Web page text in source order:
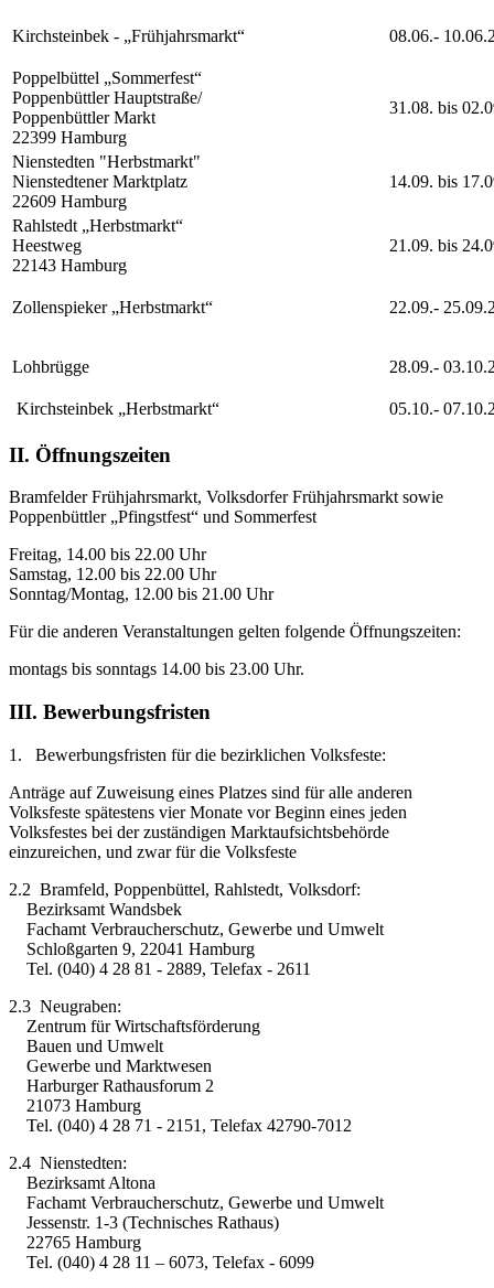
Kirchsteinbek - „Frühjahrsmarkt“ 08.06.-
Poppelbüttel „Sommerfest“
Poppenbüttler Hauptstraße/
Poppenbüttler Markt
22399 Hamburg
31.08. bis
Nienstedten "Herbstmarkt"
Nienstedtener Marktplatz
22609 Hamburg
14.09. bis
Rahlstedt „Herbstmarkt“
Heestweg
22143 Hamburg
21.09. bis
Zollenspieker „Herbstmarkt“ 22.09.-
Lohbrügge 28.09.-
Kirchsteinbek „Herbstmarkt“ 05.10.-
II. Öffnungszeiten
Bramfelder Frühjahrsmarkt, Volksdorfer Frühjahrsmarkt sowie
Poppenbüttler „Pfingstfest“ und Sommerfest
Freitag, 14.00 bis 22.00 Uhr
Samstag, 12.00 bis 22.00 Uhr
Sonntag/Montag, 12.00 bis 21.00 Uhr
Für die anderen Veranstaltungen gelten folgende Öffnungszeiten:
montags bis sonntags 14.00 bis 23.00 Uhr.
III. Bewerbungsfristen
1. Bewerbungsfristen für die bezirklichen Volksfeste:
Anträge auf Zuweisung eines Platzes sind für alle anderen
Volksfeste spätestens vier Monate vor Beginn eines jeden
Volksfestes bei der zuständigen Marktaufsichtsbehörde
einzureichen, und zwar für die Volksfeste
2.2 Bramfeld, Poppenbüttel, Rahlstedt, Volksdorf:
Bezirksamt Wandsbek
Fachamt Verbraucherschutz, Gewerbe und Umwelt
Schloßgarten 9, 22041 Hamburg
Tel. (040) 4 28 81 - 2889, Telefax - 2611
2.3 Neugraben:
Zentrum für Wirtschaftsförderung
Bauen und Umwelt
Gewerbe und Marktwesen
Harburger Rathausforum 2
21073 Hamburg
Tel. (040) 4 28 71 - 2151, Telefax 42790-7012
2.4 Nienstedten:
Bezirksamt Altona
Fachamt Verbraucherschutz, Gewerbe und Umwelt
Jessenstr. 1-3 (Technisches Rathaus)
22765 Hamburg
Tel. (040) 4 28 11 – 6073, Telefax - 6099